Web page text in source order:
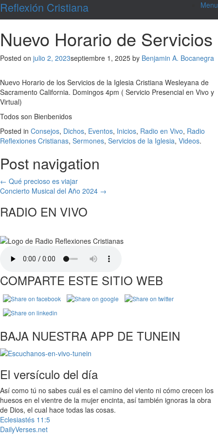
Skip
toReflexión Cristiana Menu
Nuevo Horario de Servicios
Posted on julio 2, 2023septiembre 1, 2025 by Benjamin A. Bocanegra
Nuevo Horario de los Servicios de la Iglesia Cristiana Wesleyana de
Sacramento California. Domingos 4pm ( Servicio Presencial en Vivo y
Virtual)
Todos son Bienbenidos
Posted in Consejos, Dichos, Eventos, Inicios, Radio en Vivo, Radio
Reflexiones Cristianas, Sermones, Servicios de la Iglesia, Videos.
Post navigation
← Qué precioso es viajar
Concierto Musical del Año 2024 →
RADIO EN VIVO
COMPARTE ESTE SITIO WEB
BAJA NUESTRA APP DE TUNEIN
El versículo del día
Así como tú no sabes cuál es el camino del viento ni cómo crecen los
huesos en el vientre de la mujer encinta, así también ignoras la obra
de Dios, el cual hace todas las cosas.
Eclesiastés 11:5
DailyVerses.net